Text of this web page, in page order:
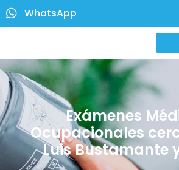
WhatsApp
Exámenes
Ocupacionales
Luis Bustamante